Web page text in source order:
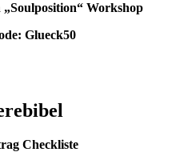
Workshop
Glueck50
Checkliste